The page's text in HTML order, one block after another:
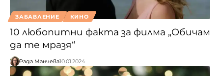
ЗАБАВЛЕНИЕ КИНО
10 любопитни факта за филма „Обичам
да те мразя“
Рада Манчева10.01.2024